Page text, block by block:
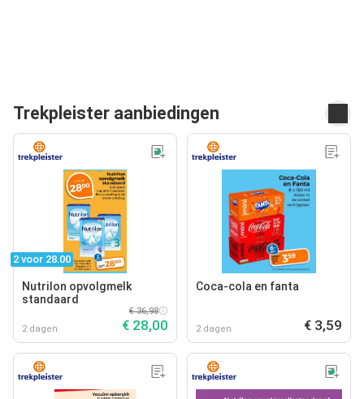
Trekpleister aanbiedingen
2 voor 28.00
Nutrilon opvolgmelk
standaard
2 dagen
€ 36,98
€ 28,00
Coca-cola en fanta
2 dagen € 3,59